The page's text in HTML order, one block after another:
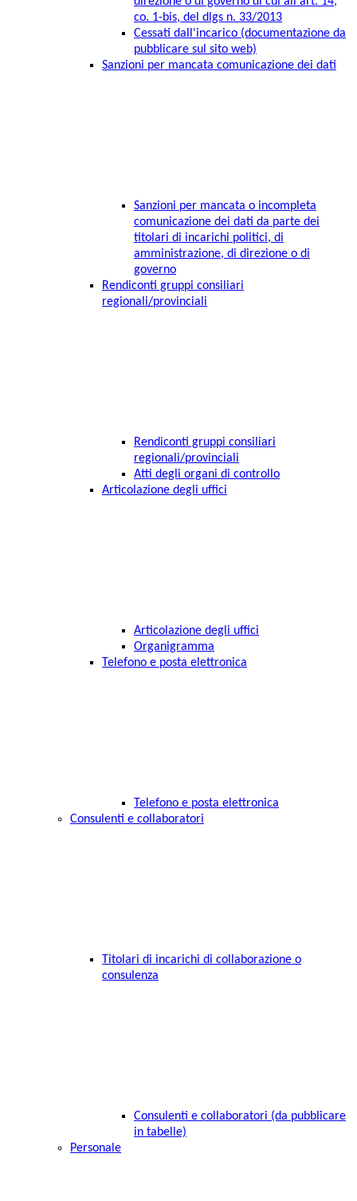
co. 1-bis, del dlgs n. 33/2013
Cessati dall'incarico (documentazione da
pubblicare sul sito web)
Sanzioni per mancata comunicazione dei dati
Sanzioni per mancata o incompleta
comunicazione dei dati da parte dei
titolari di incarichi politici, di
amministrazione, di direzione o di
governo
Rendiconti gruppi consiliari
regionali/provinciali
Rendiconti gruppi consiliari
regionali/provinciali
Atti degli organi di controllo
Articolazione degli uffici
Articolazione degli uffici
Organigramma
Telefono e posta elettronica
Telefono e posta elettronica
Consulenti e collaboratori
Titolari di incarichi di collaborazione o
consulenza
Consulenti e collaboratori (da pubblicare
in tabelle)
Personale